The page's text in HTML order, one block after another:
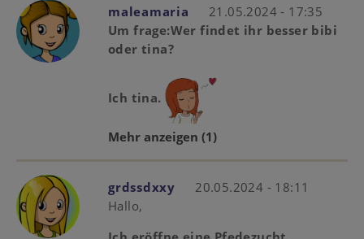
maleamaria
21.05.2024 - 17:35
Um frage:Wer findet ihr besser bibi
oder tina?
Ich tina.
Mehr anzeigen (1)
grdssdxxy
20.05.2024 - 18:11
Hallo,